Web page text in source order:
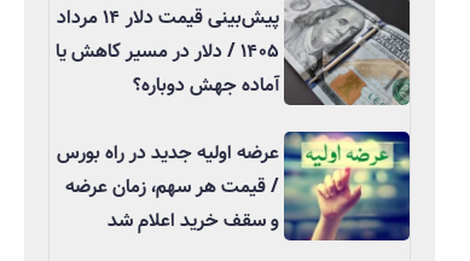
پیش‌بینی قیمت دلار ۱۴ مرداد
۱۴۰۵ / دلار در مسیر کاهش یا
آماده جهش دوباره؟
عرضه اولیه جدید در راه بورس
/ قیمت هر سهم، زمان عرضه
و سقف خرید اعلام شد